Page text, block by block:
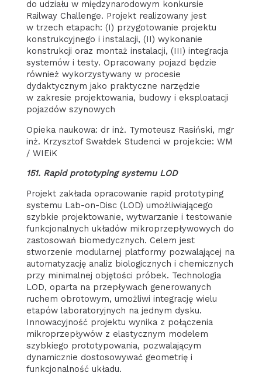
do udziału w międzynarodowym konkursie
Railway Challenge. Projekt realizowany jest
w trzech etapach: (I) przygotowanie projektu
konstrukcyjnego i instalacji, (II) wykonanie
konstrukcji oraz montaż instalacji, (III) integracja
systemów i testy. Opracowany pojazd będzie
również wykorzystywany w procesie
dydaktycznym jako praktyczne narzędzie
w zakresie projektowania, budowy i eksploatacji
pojazdów szynowych
Opieka naukowa: dr inż. Tymoteusz Rasiński, mgr
inż. Krzysztof Swałdek Studenci w projekcie: WM
/ WIEiK
151. Rapid prototyping systemu LOD
Projekt zakłada opracowanie rapid prototyping
systemu Lab-on-Disc (LOD) umożliwiającego
szybkie projektowanie, wytwarzanie i testowanie
funkcjonalnych układów mikroprzepływowych do
zastosowań biomedycznych. Celem jest
stworzenie modularnej platformy pozwalającej na
automatyzację analiz biologicznych i chemicznych
przy minimalnej objętości próbek. Technologia
LOD, oparta na przepływach generowanych
ruchem obrotowym, umożliwi integrację wielu
etapów laboratoryjnych na jednym dysku.
Innowacyjność projektu wynika z połączenia
mikroprzepływów z elastycznym modelem
szybkiego prototypowania, pozwalającym
dynamicznie dostosowywać geometrię i
funkcjonalność układu.